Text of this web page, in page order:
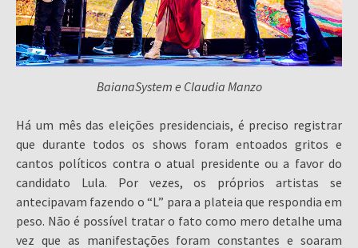
BaianaSystem e Claudia Manzo
Há um mês das eleições presidenciais, é preciso registrar
que durante todos os shows foram entoados gritos e
cantos políticos contra o atual presidente ou a favor do
candidato Lula. Por vezes, os próprios artistas se
antecipavam fazendo o “L” para a plateia que respondia em
peso. Não é possível tratar o fato como mero detalhe uma
vez que as manifestações foram constantes e soaram